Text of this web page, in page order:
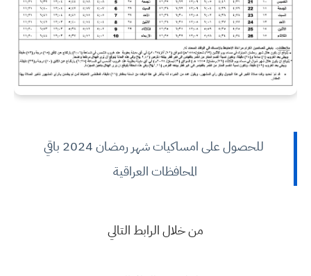
للحصول على امساكيات شهر رمضان 2024 باقي
المحافظات العراقية
من خلال الرابط التالي